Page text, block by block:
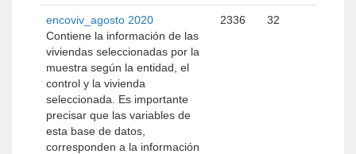
encoviv_agosto 2020
Contiene la información de las
viviendas seleccionadas por la
muestra según la entidad, el
control y la vivienda
seleccionada. Es importante
precisar que las variables de
esta base de datos,
corresponden a la información
2336 32